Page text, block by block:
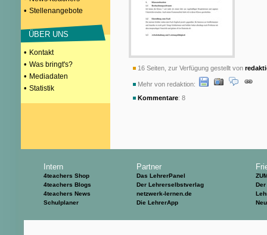
• Stellenangebote
ÜBER UNS
• Kontakt
• Was bringt's?
• Mediadaten
• Statistik
16 Seiten, zur Verfügung gestellt von
Mehr von redaktion:
Kommentare: 8
Intern
4teachers Shop
4teachers Blogs
4teachers News
Schulplaner
Partner
Das LehrerPanel
Der Lehrerselbstverlag
netzwerk-lernen.de
Die LehrerApp